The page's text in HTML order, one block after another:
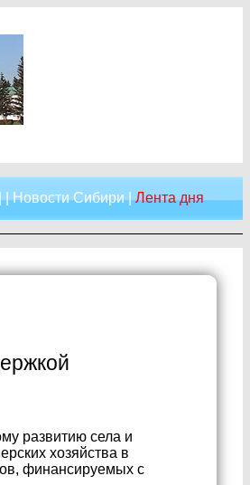
|Новости Сибири|Лента дня
развитию села и
хозяйства в
финансируемых с